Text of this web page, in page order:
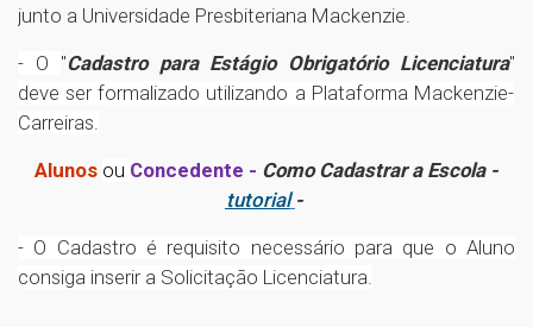
junto a Universidade Presbiteriana Mackenzie.
- O "Cadastro para Estágio Obrigatório Licenciatura"
deve ser formalizado utilizando a Plataforma Mackenzie-
Carreiras.
Alunos ou Concedente - Como Cadastrar a Escola -
tutorial -
- O Cadastro é requisito necessário para que o Aluno
consiga inserir a Solicitação Licenciatura.